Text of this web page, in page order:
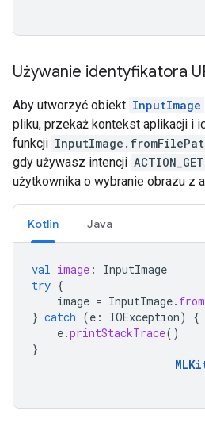
Używanie identyfikatora
Aby utworzyć obiekt InputImage
pliku, przekaż kontekst aplikacji i
funkcji
gdy używasz intencji
użytkownika o wybranie obrazu z
Kotlin Java
val image :
InputImage
try {
image = InputImage.
} catch (e : IOException)
{
e.printStackTrace()
}